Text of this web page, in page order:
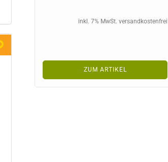
inkl. 7% MwSt. versandkostenfrei
ZUM ARTIKEL